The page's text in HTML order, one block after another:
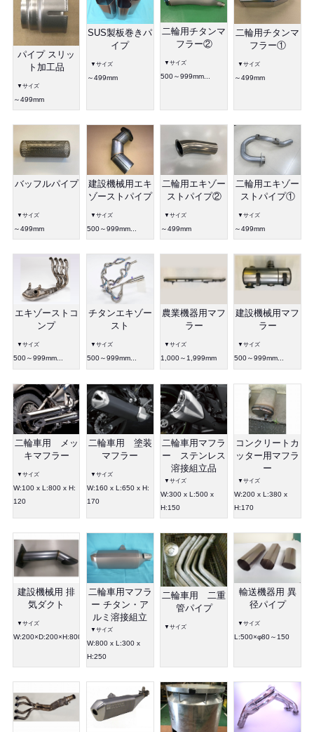
パイプ スリッ
ト加工品
▼サイズ
～499mm
SUS製板巻きパ
イプ
▼サイズ
～499mm
二輪用チタンマ
フラー②
▼サイズ
500～999mm...
二輪用チタンマ
フラー①
▼サイズ
～499mm
バッフルパイプ
▼サイズ
～499mm
建設機械用エキ
ゾーストパイプ
▼サイズ
500～999mm...
二輪用エキゾー
ストパイプ②
▼サイズ
～499mm
二輪用エキゾー
ストパイプ①
▼サイズ
～499mm
エキゾーストコ
ンプ
▼サイズ
500～999mm...
チタンエキゾー
スト
▼サイズ
500～999mm...
農業機器用マフ
ラー
▼サイズ
1,000～1,999mm
建設機械用マフ
ラー
▼サイズ
500～999mm...
二輪車用 メッ
キマフラー
▼サイズ
W:100 x L:800 x H:
120
二輪車用 塗装
マフラー
▼サイズ
W:160 x L:650 x H:
170
二輪車用マフラ
ー ステンレス
溶接組立品
▼サイズ
W:300 x L:500 x
H:150
コンクリートカ
ッター用マフラ
ー
▼サイズ
W:200 x L:380 x
H:170
建設機械用 排
気ダクト
▼サイズ
W:200×D:200×H:800
二輪車用マフラ
ー チタン・ア
ルミ溶接組立
▼サイズ
W:800 x L:300 x
H:250
二輪車用 二重
管パイプ
▼サイズ
輸送機器用 異
径パイプ
▼サイズ
L:500×φ80～150